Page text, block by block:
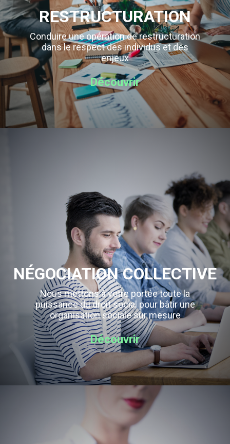
RESTRUCTURATION
Conduire une opération de restructuration
dans le respect des individus et des
enjeux
Découvrir
NÉGOCIATION COLLECTIVE
Nous mettons à votre portée toute la
puissance du droit social pour bâtir une
organisation sociale sur mesure
Découvrir